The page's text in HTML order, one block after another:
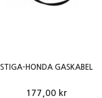
STIGA-HONDA GASKABEL
177,00 kr